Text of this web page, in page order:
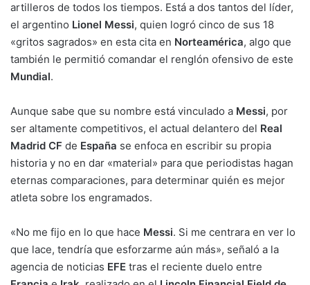
artilleros de todos los tiempos. Está a dos tantos del líder,
el argentino Lionel Messi, quien logró cinco de sus 18
«gritos sagrados» en esta cita en Norteamérica, algo que
también le permitió comandar el renglón ofensivo de este
Mundial.
Aunque sabe que su nombre está vinculado a Messi, por
ser altamente competitivos, el actual delantero del Real
Madrid CF de España se enfoca en escribir su propia
historia y no en dar «material» para que periodistas hagan
eternas comparaciones, para determinar quién es mejor
atleta sobre los engramados.
«No me fijo en lo que hace Messi. Si me centrara en ver lo
que lace, tendría que esforzarme aún más», señaló a la
agencia de noticias EFE tras el reciente duelo entre